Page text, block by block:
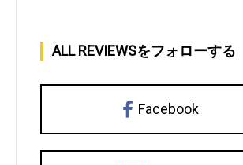
ALL REVIEWSをフォローする
Facebook